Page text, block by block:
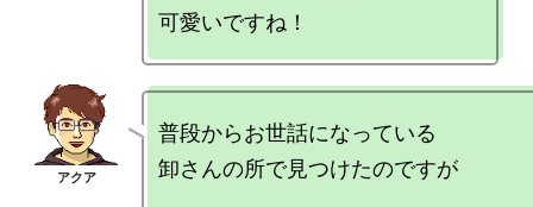
普段からお世話になっている
卸さんの所で見つけたのですが